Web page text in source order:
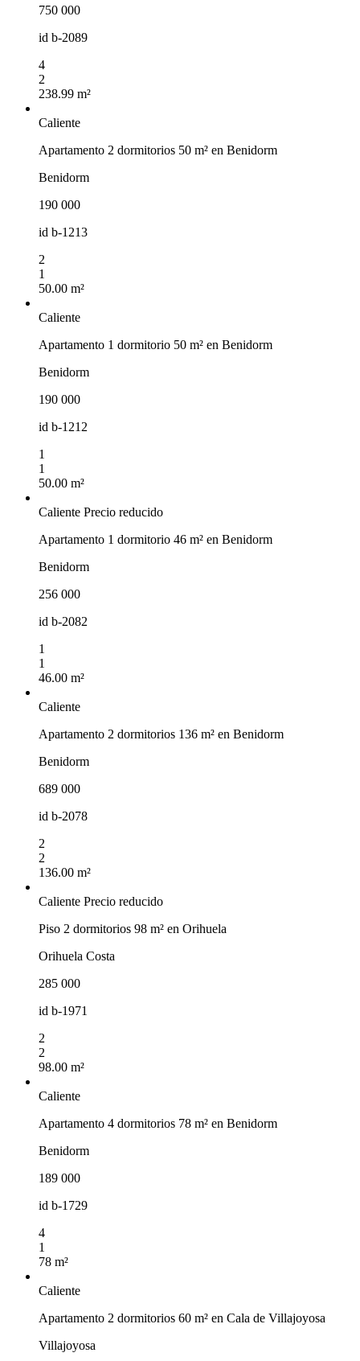
750 000
id b-2089
4
2
238.99 m²
Caliente
Apartamento 2 dormitorios 50 m² en Benidorm
Benidorm
190 000
id b-1213
2
1
50.00 m²
Caliente
Apartamento 1 dormitorio 50 m² en Benidorm
Benidorm
190 000
id b-1212
1
1
50.00 m²
Caliente Precio reducido
Apartamento 1 dormitorio 46 m² en Benidorm
Benidorm
256 000
id b-2082
1
1
46.00 m²
Caliente
Apartamento 2 dormitorios 136 m² en Benidorm
Benidorm
689 000
id b-2078
2
2
136.00 m²
Caliente Precio reducido
Piso 2 dormitorios 98 m² en Orihuela
Orihuela Costa
285 000
id b-1971
2
2
98.00 m²
Caliente
Apartamento 4 dormitorios 78 m² en Benidorm
Benidorm
189 000
id b-1729
4
1
78 m²
Caliente
Apartamento 2 dormitorios 60 m² en Cala de Villajoyosa
Villajoyosa